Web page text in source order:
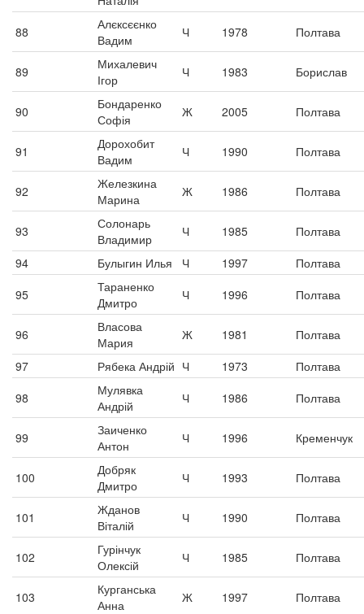
88
Алєксєєнко
Вадим
Ч 1978 Полтава
89
Михалевич
Ігор
Ч 1983 Борислав
90
Бондаренко
Софія
Ж 2005 Полтава
91
Дорохобит
Вадим
Ч 1990 Полтава
92
Железкина
Марина
Ж 1986 Полтава
93
Солонарь
Владимир
Ч 1985
Полтава
94
Булыгин Илья Ч 1997
Полтава
95
Тараненко
Дмитро
Ч 1996 Полтава
96
Власова
Мария
Ж 1981
Полтава
97
Рябека Андрій Ч 1973
Полтава
98
Мулявка
Андрій
Ч 1986 Полтава
99
Заиченко
Антон
Ч 1996 Кременчук
100
Добряк
Дмитро
Ч 1993 Полтава
101
Жданов
Віталій
Ч 1990 Полтава
102
Гурінчук
Олексій
Ч 1985 Полтава
103
Курганська
Анна
Ж 1997 Полтава